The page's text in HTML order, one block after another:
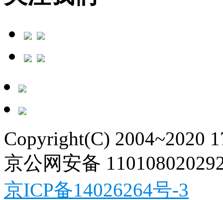
Copyright(C) 2004~2020
京公网安备
京ICP备14026264号-3